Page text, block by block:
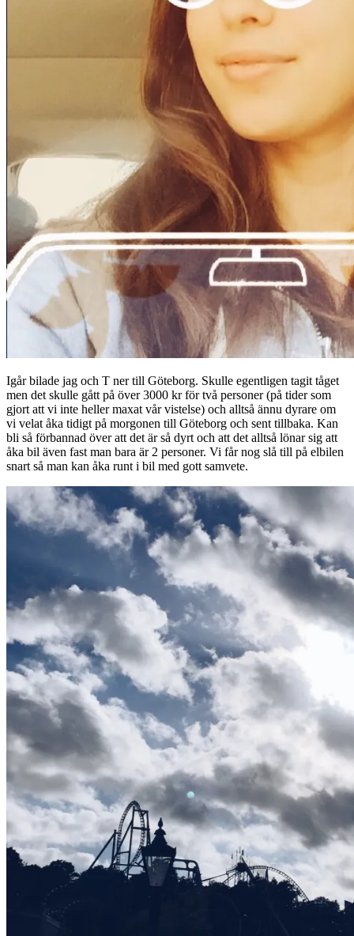
Igår bilade jag och T ner till Göteborg. Skulle egentligen tagit tåget
men det skulle gått på över 3000 kr för två personer (på tider som
gjort att vi inte heller maxat vår vistelse) och alltså ännu dyrare om
vi velat åka tidigt på morgonen till Göteborg och sent tillbaka. Kan
bli så förbannad över att det är så dyrt och att det alltså lönar sig att
åka bil även fast man bara är 2 personer. Vi får nog slå till på elbilen
snart så man kan åka runt i bil med gott samvete.